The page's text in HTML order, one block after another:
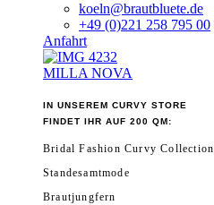
koeln@brautbluete.de
+49 (0)221 258 795 00
Anfahrt
MILLA NOVA
IN UNSEREM CURVY STORE
FINDET IHR AUF 200 QM:
Bridal Fashion Curvy Collection
Standesamtmode
Brautjungfern